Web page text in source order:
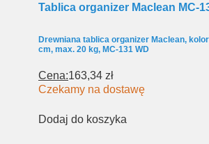
Tablica organizer Maclean MC-
Drewniana tablica organizer Maclean,
cm, max. 20 kg, MC-131 WD
Cena:163,34 zł
Czekamy na dostawę
Dodaj do koszyka